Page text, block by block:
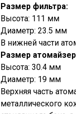
Размер фильтра:
Высота: 111 мм
Диаметр: 23.5 мм
В нижней части
Размер
Высота: 30.4 мм
Диаметр: 19 мм
Верхняя часть
металлического